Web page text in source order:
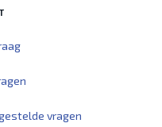
vragen